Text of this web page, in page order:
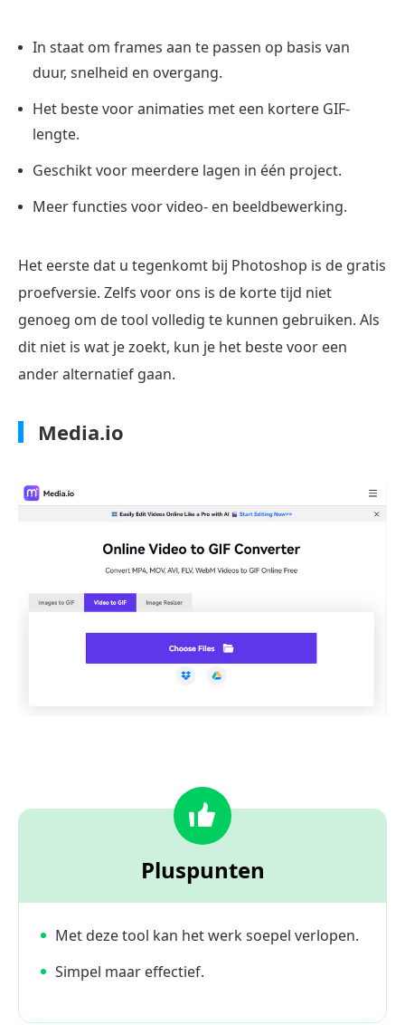
In staat om frames aan te passen op basis van
duur, snelheid en overgang.
Het beste voor animaties met een kortere GIF-
lengte.
Geschikt voor meerdere lagen in één project.
Meer functies voor video- en beeldbewerking.
Het eerste dat u tegenkomt bij Photoshop is de gratis
proefversie. Zelfs voor ons is de korte tijd niet
genoeg om de tool volledig te kunnen gebruiken. Als
dit niet is wat je zoekt, kun je het beste voor een
ander alternatief gaan.
Media.io
Pluspunten
Met deze tool kan het werk soepel verlopen.
Simpel maar effectief.